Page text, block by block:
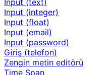
Input (text)
Input (integer)
Input (float)
Input (email)
Input (password)
Giriş (telefon)
Zengin metin editörü
Time Span